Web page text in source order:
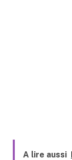
A lire aussi